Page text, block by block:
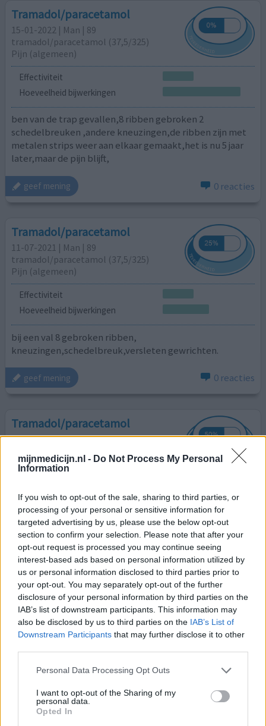
mijnmedicijn.nl - Do Not Process My Personal
Information
If you wish to opt-out of the sale, sharing to third parties, or
processing of your personal or sensitive information for
targeted advertising by us, please use the below opt-out
section to confirm your selection. Please note that after your
opt-out request is processed you may continue seeing
interest-based ads based on personal information utilized by
us or personal information disclosed to third parties prior to
your opt-out. You may separately opt-out of the further
disclosure of your personal information by third parties on the
IAB’s list of downstream participants. This information may
also be disclosed by us to third parties on the IAB’s List of
Downstream Participants that may further disclose it to other
Personal Data Processing Opt Outs
I want to opt-out of the Sharing of my
personal data.
Opted In
Tramadol/paracetamol
15-01-2022 | Man | 89
tramadol/paracetamol (37,5/325)
Pijn (algemeen)
Effectiviteit
Hoeveelheid bijwerkingen
ben van de trap gevallen,8 ribben gebroken 2
schedelbreuken ,andere kneuzingen,de ribben zijn met
metalen strips weer aan elkaar gemaakt,het is nu 5 jaar
later,maar de pijn blijft,
geef mening 0 reacties
Tramadol/paracetamol
11-07-2021 | Man | 89
tramadol/paracetamol (37,5/325)
Pijn (algemeen)
Effectiviteit
Hoeveelheid bijwerkingen
bij een val 8 gebroken ribben,
kneuzingen,schedelbreuk,versleten gewrichten.
geef mening 0 reacties
Tramadol/paracetamol
05-07-2021 | Vrouw | 48
Zenuwpijn
Hoeveelheid bijwerkingen
Ik gebruikte eerst lange tijd tramadol 1x per dag voor
mijn chronische rugpijn. Dit hielp best goed. Zeker in het
begin, maar toen ik naar 2x per dag wilde, werden de
bijwerkingen te heftig voor mij, dus ben ik overgestapt op
Pregabaline. Dit bevalt veel beter.
geef mening 0 reacties
Tramadol/paracetamol
24-02-2021 | Vrouw | 34
Lage rugpijn
Effectiviteit